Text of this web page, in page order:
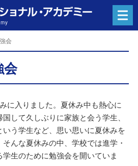
会
に入りました。夏休み中も熱心に
して久しぶりに家族と会う学生、
う学生など、思い思いに夏休みを
んな夏休みの中、学校では進学・
生のために勉強会を開いていま